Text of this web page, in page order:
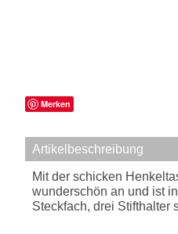
Merken
Artikelbeschreibung
Mit der schicken
wunderschön an und ist
Steckfach, drei Stifthalter